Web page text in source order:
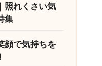
照れくさい気
集
顔で気持ちを